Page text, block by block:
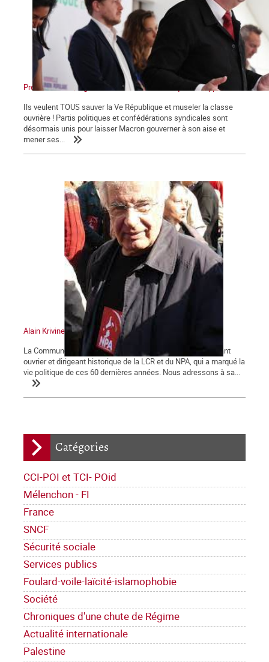
Catégories
CCI-POI et TCI- POid
Mélenchon - FI
France
SNCF
Sécurité sociale
Services publics
Foulard-voile-laïcité-islamophobie
Société
Chroniques d'une chute de Régime
Actualité internationale
Palestine
Présidentielles, législatives : Non au front unique des appareils !
Ils veulent TOUS sauver la Ve République et museler la classe
ouvrière ! Partis politiques et confédérations syndicales sont
désormais unis pour laisser Macron gouverner à son aise et
mener ses...
Alain Krivine
La Commune tient à saluer la mémoire d'Alain Krivine, militant
ouvrier et dirigeant historique de la LCR et du NPA, qui a marqué la
vie politique de ces 60 dernières années. Nous adressons à sa...